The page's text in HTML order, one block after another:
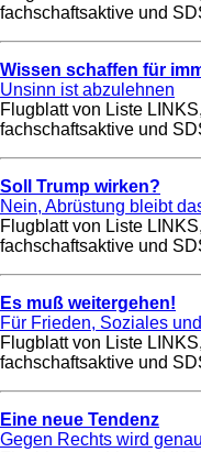
fachschaftsaktive und
Wissen schaffen für
Unsinn ist abzulehnen
Flugblatt von Liste
fachschaftsaktive und
Soll Trump wirken?
Nein, Abrüstung bleibt
Flugblatt von Liste
fachschaftsaktive und
Es muß weitergehen!
Für Frieden, Soziales
Flugblatt von Liste
fachschaftsaktive und
Eine neue Tendenz
Gegen Rechts wird